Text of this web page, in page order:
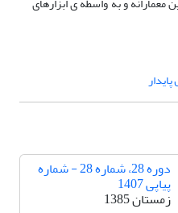
دوره 28، شماره 28 - شماره
پیاپی 1407
زمستان 1385